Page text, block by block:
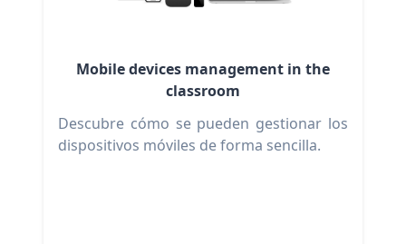
Mobile devices management in the
classroom
Descubre cómo se pueden gestionar los
dispositivos móviles de forma sencilla.